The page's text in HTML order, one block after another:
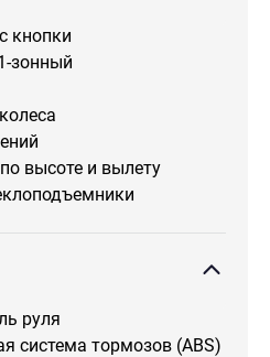
кнопки
зонный
высоте и вылету
руля
система тормозов (ABS)